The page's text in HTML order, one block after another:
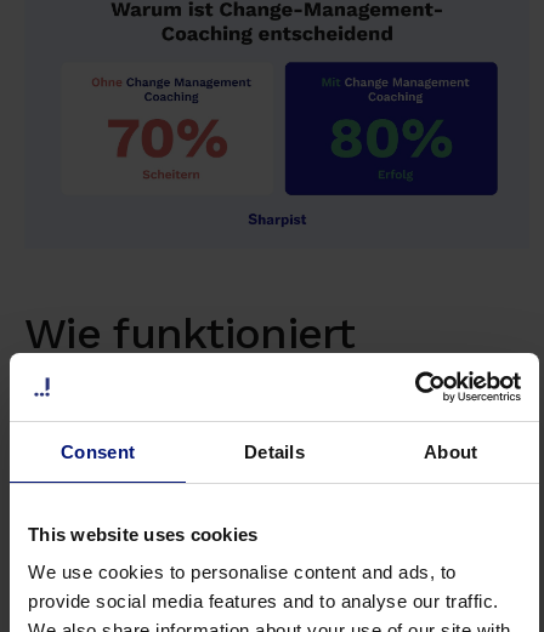
Consent Details About
This website uses cookies
We use cookies to personalise content and ads, to
provide social media features and to analyse our traffic.
Wie funktioniert
Change-Management-
Coaching in der Praxis?
strukturierten Prozess, der sich
Phasen der Veränderung anpasst.Der Ablauf
gliedert sich in fünf Schritte: